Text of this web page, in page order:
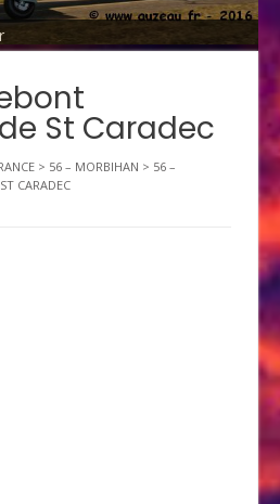
St Caradec
> 56 – MORBIHAN > 56 –
CARADEC